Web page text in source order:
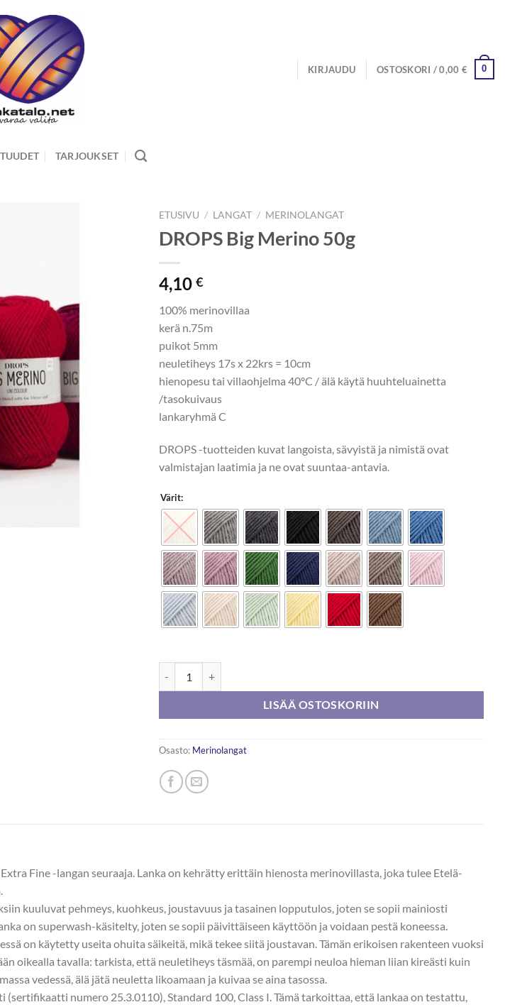
KIRJAUDU OSTOSKORI /0,00 € 0
TARJOUKSET
ETUSIVU / LANGAT / MERINOLANGAT
DROPS Big Merino 50g
4,10 €
100% merinovillaa
kerä n.75m
puikot 5mm
neuletiheys 17s x 22krs = 10cm
hienopesu tai villaohjelma 40°C / älä käytä huuhteluainetta
/tasokuivaus
lankaryhmä C
DROPS -tuotteiden kuvat langoista, sävyistä ja nimistä ovat
valmistajan laatimia ja ne ovat suuntaa-antavia.
Värit:
LISÄÄ OSTOSKORIIN
Osasto: Merinolangat
Fine -langan seuraaja. Lanka on kehrätty erittäin hienosta merinovillasta, joka tulee Etelä-
kuuluvat pehmeys, kuohkeus, joustavuus ja tasainen lopputulos, joten se sopii mainiosti
on superwash-käsitelty, joten se sopii päivittäiseen käyttöön ja voidaan pestä koneessa.
on käytetty useita ohuita säikeitä, mikä tekee siitä joustavan. Tämän erikoisen rakenteen vuoksi
oikealla tavalla: tarkista, että neuletiheys täsmää, on parempi neuloa hieman liian kireästi kuin
vedessä, älä jätä neuletta likoamaan ja kuivaa se aina tasossa.
numero 25.3.0110), Standard 100, Class I. Tämä tarkoittaa, että lankaa on testattu,